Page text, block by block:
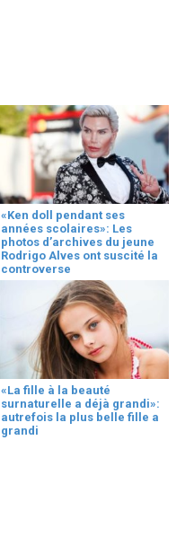
«Ken doll pendant ses
années scolaires»: Les
photos d’archives du jeune
Rodrigo Alves ont suscité la
controverse
«La fille à la beauté
surnaturelle a déjà grandi»:
autrefois la plus belle fille a
grandi